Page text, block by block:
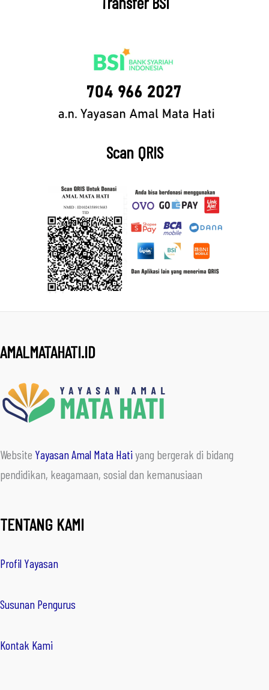
Scan QRIS
AMALMATAHATI.ID
Website Yayasan Amal Mata Hatiyang bergerak di bidang
pendidikan, keagamaan, sosial dan kemanusiaan
TENTANG KAMI
Profil Yayasan
Susunan Pengurus
Kontak Kami